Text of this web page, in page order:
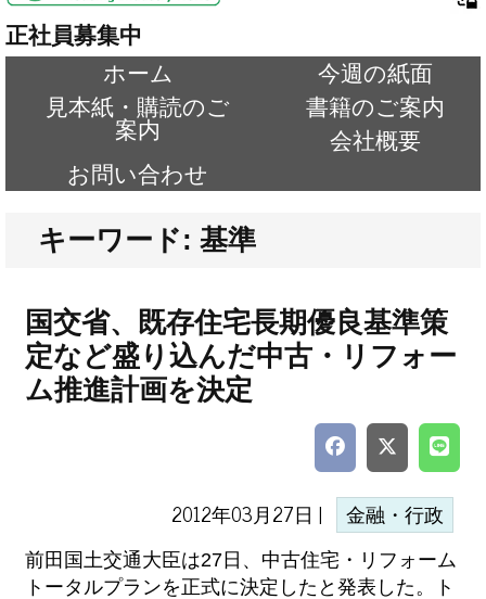
正社員募集中
ホーム
今週の紙面
見本紙・購読のご
案内
書籍のご案内
会社概要
お問い合わせ
キーワード: 基準
国交省、既存住宅長期優良基準策
定など盛り込んだ中古・リフォー
ム推進計画を決定
2012年03月27日 | 金融・行政
前田国土交通大臣は27日、中古住宅・リフォーム
トータルプランを正式に決定したと発表した。ト